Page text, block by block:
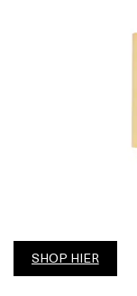
SHOP HIER